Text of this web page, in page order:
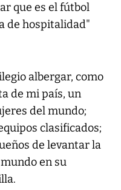
que es el fútbol
de hospitalidad"
albergar, como
de mi país, un
del mundo;
clasificados;
de levantar la
en su